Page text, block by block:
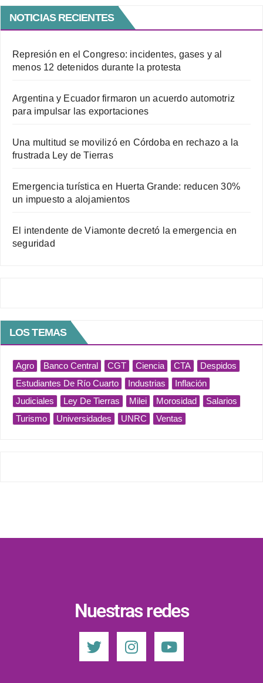
NOTICIAS RECIENTES
Represión en el Congreso: incidentes, gases y al
menos 12 detenidos durante la protesta
Argentina y Ecuador firmaron un acuerdo automotriz
para impulsar las exportaciones
Una multitud se movilizó en Córdoba en rechazo a la
frustrada Ley de Tierras
Emergencia turística en Huerta Grande: reducen 30%
un impuesto a alojamientos
El intendente de Viamonte decretó la emergencia en
seguridad
LOS TEMAS
Agro Banco Central CGT Ciencia CTA
Despidos
Estudiantes De Río Cuarto
Industrias
Inflación
Judiciales
Ley De Tierras Milei Morosidad
Salarios
Turismo
Universidades UNRC Ventas
Nuestras redes